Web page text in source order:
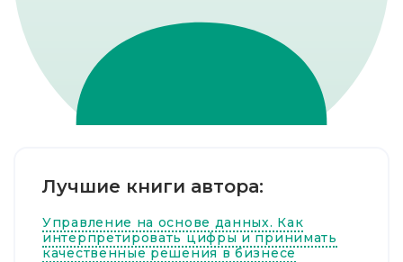
Лучшие книги автора:
Управление на основе данных. Как
интерпретировать цифры и принимать
качественные решения в бизнесе